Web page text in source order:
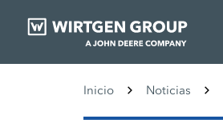
Inicio Noticias